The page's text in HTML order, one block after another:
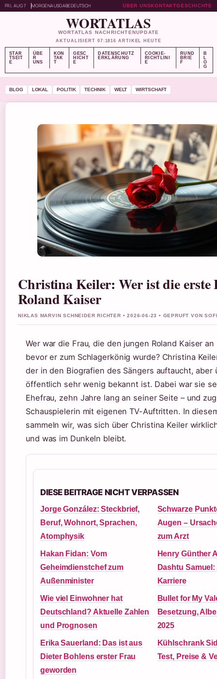
FRI, AUG 7 MORGENAUSGABEDEUTSCH ÜBER UNSKONTAKTGESCHICHTE
WORTATLAS
WORTATLAS NACHRICHTENUPDATE
AKTUALISIERT 07:1816 ARTIKEL HEUTE
STAR
TSEIT
E
ÜBE
R
UNS
KON
TAK
T
GESC
HICHT
E
DATENSCHUTZ
ERKLÄRUNG
COOKIE-
RICHTLINI
E
RUND
BRIE
F
B
L
O
G
BLOG LOKAL POLITIK TECHNIK WELT WIRTSCHAFT
Christina Keiler: Wer ist die erste
Roland Kaiser
NIKLAS MARVIN SCHNEIDER RICHTER • 2026-06-23 • GEPRUFT VON
Wer war die Frau, die den jungen Roland Kaiser
bevor er zum Schlagerkönig wurde? Christina
der in den Biografien des Sängers auftaucht, aber
öffentlich sehr wenig bekannt ist. Dabei war sie
Ehefrau, zehn Jahre lang an seiner Seite – und
Schauspielerin mit eigenen TV-Auftritten. In
sammeln wir, was sich über Christina Keiler
und was im Dunkeln bleibt.
DIESE BEITRAGE NICHT VERPASSEN
Jorge González: Steckbrief,
Beruf, Wohnort, Sprachen,
Atomphysik
Schwarze
Augen –
zum Arzt
Hakan Fidan: Vom
Geheimdienstchef zum
Außenminister
Henry Günther
Dashtu
Karriere
Wie viel Einwohner hat
Deutschland? Aktuelle Zahlen
und Prognosen
Bullet for My
Besetzung,
2025
Erika Sauerland: Das ist aus
Dieter Bohlens erster Frau
geworden
Kühlschrank
Test, Preise &